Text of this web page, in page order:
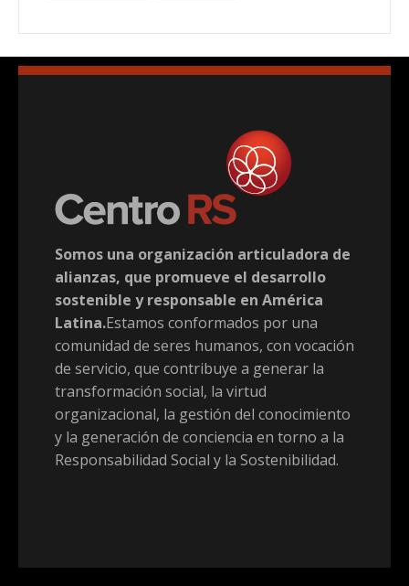
Somos una organización articuladora de
alianzas, que promueve el desarrollo
sostenible y responsable en América
Latina.Estamos conformados por una
comunidad de seres humanos, con vocación
de servicio, que contribuye a generar la
transformación social, la virtud
organizacional, la gestión del conocimiento
y la generación de conciencia en torno a la
Responsabilidad Social y la Sostenibilidad.